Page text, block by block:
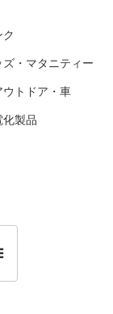
・マタニティー
ウトドア・車
化製品